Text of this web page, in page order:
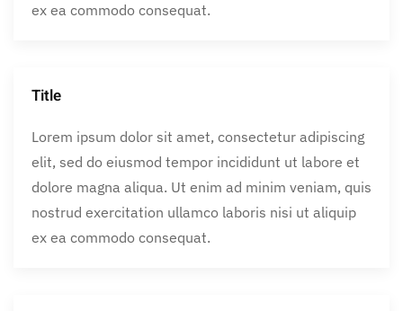
ex ea commodo consequat.
Title
Lorem ipsum dolor sit amet, consectetur adipiscing
elit, sed do eiusmod tempor incididunt ut labore et
dolore magna aliqua. Ut enim ad minim veniam, quis
nostrud exercitation ullamco laboris nisi ut aliquip
ex ea commodo consequat.